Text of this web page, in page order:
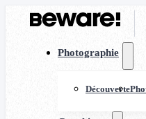
Photographie
Découverte